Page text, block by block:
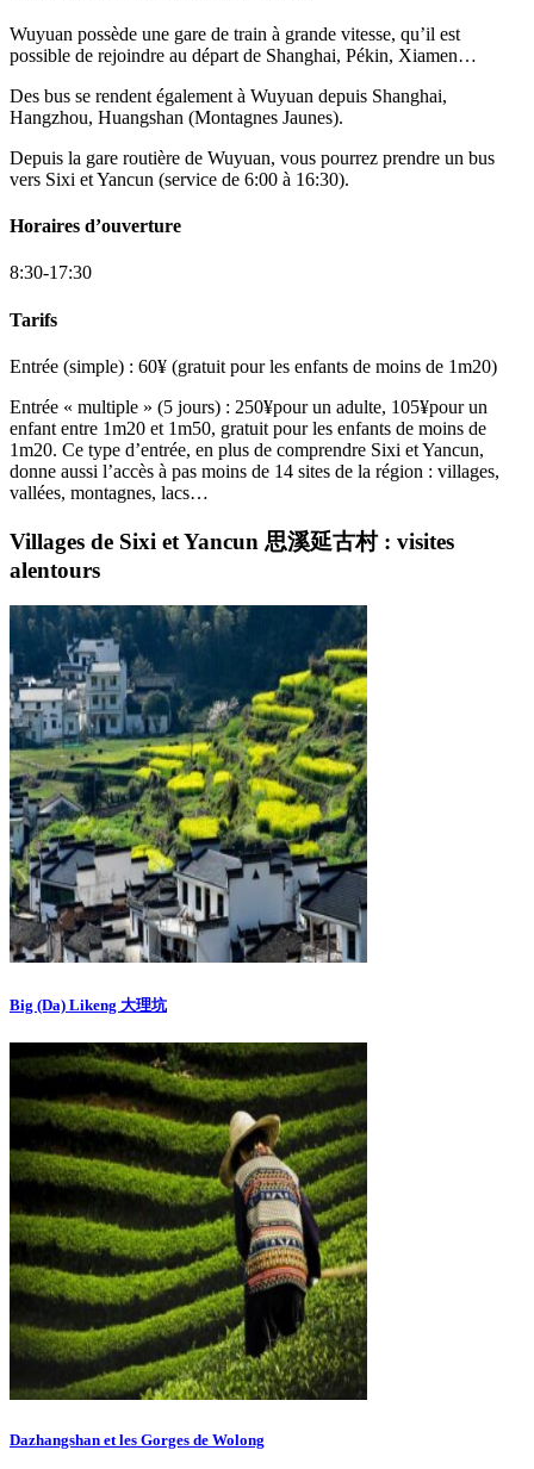
Wuyuan possède une gare de train à grande vitesse, qu’il est
possible de rejoindre au départ de Shanghai, Pékin, Xiamen…
Des bus se rendent également à Wuyuan depuis Shanghai,
Hangzhou, Huangshan (Montagnes Jaunes).
Depuis la gare routière de Wuyuan, vous pourrez prendre un bus
vers Sixi et Yancun (service de 6:00 à 16:30).
Horaires d’ouverture
8:30-17:30
Tarifs
Entrée (simple) : 60¥ (gratuit pour les enfants de moins de 1m20)
Entrée « multiple » (5 jours) : 250¥pour un adulte, 105¥pour un
enfant entre 1m20 et 1m50, gratuit pour les enfants de moins de
1m20. Ce type d’entrée, en plus de comprendre Sixi et Yancun,
donne aussi l’accès à pas moins de 14 sites de la région : villages,
vallées, montagnes, lacs…
Villages de Sixi et Yancun 思溪延古村 : visites
alentours
Big (Da) Likeng 大理坑
Dazhangshan et les Gorges de Wolong